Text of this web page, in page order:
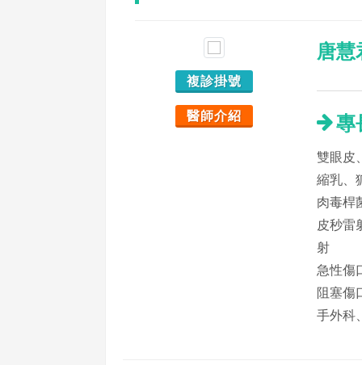
複診掛號
醫師介紹
唐慧
專
雙眼皮
縮乳、
肉毒桿
皮秒雷
射
急性傷
阻塞傷
手外科